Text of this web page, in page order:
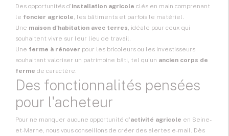
Des opportunités d'installation agricole clés en main comprenant
le foncier agricole, les bâtiments et parfois le matériel.
Une maison d'habitation avec terres, idéale pour ceux qui
souhaitent vivre sur leur lieu de travail.
Une ferme à rénover pour les bricoleurs ou les investisseurs
souhaitant valoriser un patrimoine bâti, tel qu'un ancien corps de
ferme de caractère.
Des fonctionnalités pensées
pour l'acheteur
Pour ne manquer aucune opportunité d'activité agricole en Seine-
et-Marne, nous vous conseillons de créer des alertes e-mail. Dès